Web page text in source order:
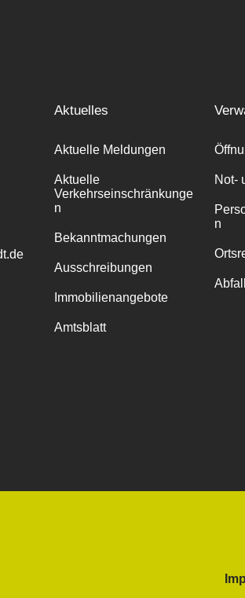
Aktuelles
Aktuelle Meldungen
Aktuelle
Verkehrseinschränkunge
n
Bekanntmachungen
Ausschreibungen
Immobilienangebote
Amtsblatt
Not-
n